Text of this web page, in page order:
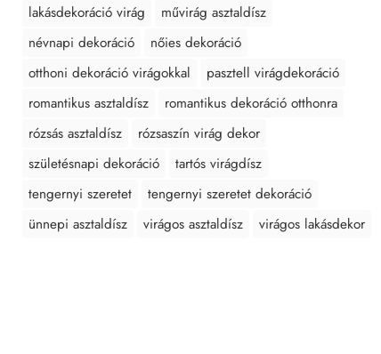
lakásdekoráció virág
művirág asztaldísz
névnapi dekoráció
nőies dekoráció
otthoni dekoráció virágokkal
pasztell virágdekoráció
romantikus asztaldísz
romantikus dekoráció otthonra
rózsás asztaldísz
rózsaszín virág dekor
születésnapi dekoráció
tartós virágdísz
tengernyi szeretet
tengernyi szeretet dekoráció
ünnepi asztaldísz
virágos asztaldísz virágos lakásdekor